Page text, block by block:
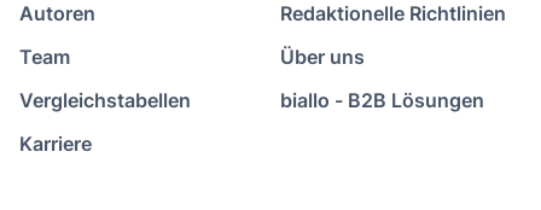
Autoren
Team
Vergleichstabellen
Karriere
Redaktionelle Richtlinien
Über uns
biallo - B2B Lösungen